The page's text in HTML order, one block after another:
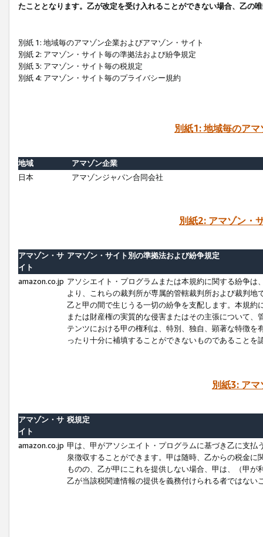
たこととなります。乙が改定を受け入れることができない場合、乙の
別紙 1: 地域毎のアマゾン企業およびアマゾン・サイト
別紙 2: アマゾン・サイト毎の準拠法および紛争規定
別紙 3: アマゾン・サイト毎の税規定
別紙 4: アマゾン・サイト毎のプライバシー規約
別紙1: 地域毎のア
地域
アマゾン企業
日本
アマゾンジャパン合同会社
別紙2: アマゾン・
アマゾン・サ
イト
アマゾン・サイト別の準拠法および紛争規定
amazon.co.jp アソシエイト・プログラムまたは本規約に関する紛争
より、これらの裁判所が専属的管轄裁判所および裁判
乙と甲の間で生じうる一切の紛争を支配します。本規
または財産権の実質的な侵害またはその主張について
テンツにおける甲の権利は、特別、独自、顕著な特徴
ったり十分に補填することができないものであることを
別紙3: ア
アマゾン・サ
イト
税規定
amazon.co.jp 甲は、甲がアソシエイト・プログラムに基づき乙に支
泉徴収することができます。甲は随時、乙からの税金
ものの、乙が甲にこれを提供しない場合、甲は、（甲
乙が当該税関連情報の提供を義務付けられる者ではな